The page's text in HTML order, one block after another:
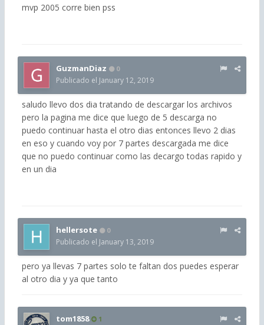
mvp 2005 corre bien pss
GuzmanDiaz 0
Publicado el January 12, 2019
saludo llevo dos dia tratando de descargar los archivos
pero la pagina me dice que luego de 5 descarga no
puedo continuar hasta el otro dias entonces llevo 2 dias
en eso y cuando voy por 7 partes descargada me dice
que no puedo continuar como las decargo todas rapido y
en un dia
hellersote 0
Publicado el January 13, 2019
pero ya llevas 7 partes solo te faltan dos puedes esperar
al otro dia y ya que tanto
tom1858 1